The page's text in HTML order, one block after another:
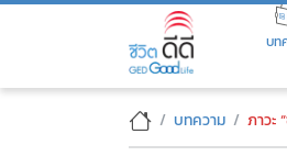
Skip
บท
ภาวะ “ซึมเศร้าหลั
บทความ ภาวะ